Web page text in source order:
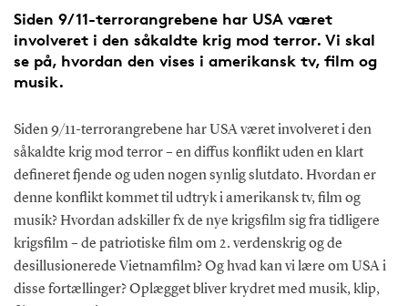
Siden 9/11-terrorangrebene har USA været
involveret i den såkaldte krig mod terror. Vi skal
se på, hvordan den vises i amerikansk tv, film og
musik.
Siden 9/11-terrorangrebene har USA været involveret i den
såkaldte krig mod terror – en diffus konflikt uden en klart
defineret fjende og uden nogen synlig slutdato. Hvordan er
denne konflikt kommet til udtryk i amerikansk tv, film og
musik? Hvordan adskiller fx de nye krigsfilm sig fra tidligere
krigsfilm – de patriotiske film om 2. verdenskrig og de
desillusionerede Vietnamfilm? Og hvad kan vi lære om USA i
disse fortællinger? Oplægget bliver krydret med musik, klip,